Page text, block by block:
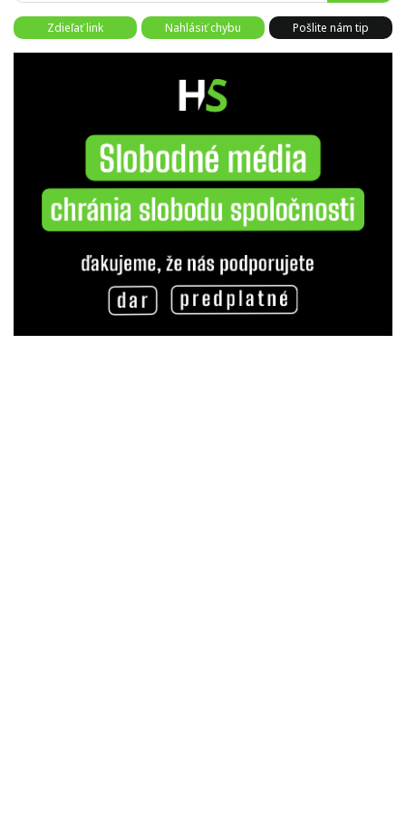
Zdieľať link Nahlásiť chybu Pošlite nám tip